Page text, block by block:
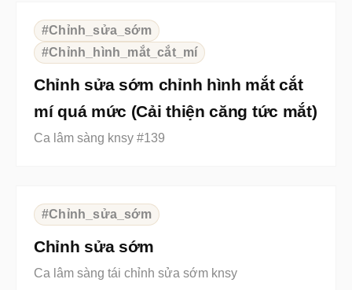
BEFORE
#Chỉnh_sửa_sớm
#Chỉnh_hình_mắt_cắt_mí
Chỉnh sửa sớm chỉnh hình mắt cắt
mí quá mức (Cải thiện căng tức mắt)
Ca lâm sàng knsy #139
BEFORE
#Chỉnh_sửa_sớm
Chỉnh sửa sớm
Ca lâm sàng tái chỉnh sửa sớm knsy